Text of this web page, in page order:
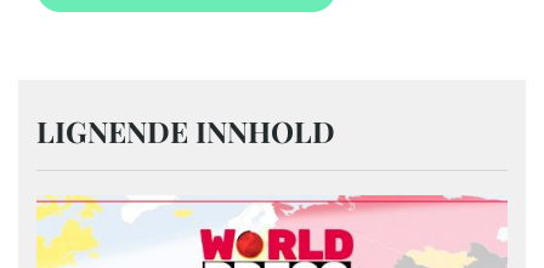
LIGNENDE INNHOLD